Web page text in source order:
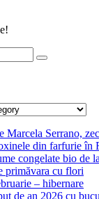
Marcela Serrano,
din farfurie în
congelate bio de
primăvara cu flori
– hibernare
de an 2026 cu